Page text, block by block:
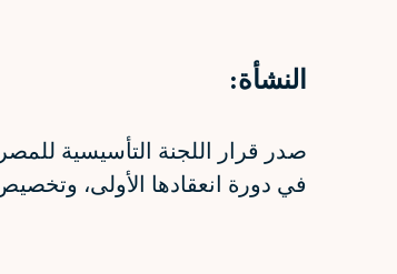
النشأة:
في دورة انعقادها الأولى،